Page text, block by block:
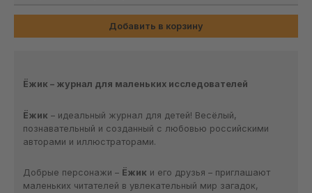
Добавить в корзину
Ёжик – журнал для маленьких исследователей
Ёжик – идеальный журнал для детей! Весёлый,
познавательный и созданный с любовью российскими
авторами и иллюстраторами.
Добрые персонажи – Ёжик и его друзья – приглашают
маленьких читателей в увлекательный мир загадок,